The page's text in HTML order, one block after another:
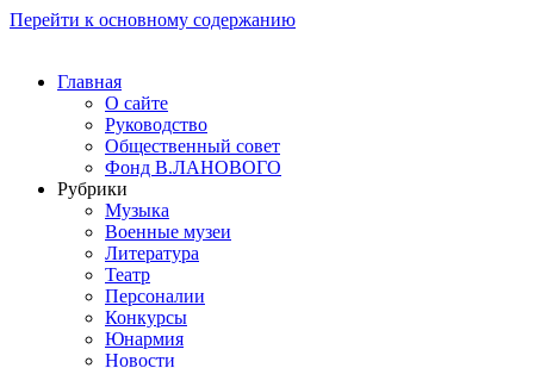
Перейти к основному содержанию
Главная
О сайте
Руководство
Общественный совет
Фонд В.ЛАНОВОГО
Рубрики
Музыка
Военные музеи
Литература
Театр
Персоналии
Конкурсы
Юнармия
Новости